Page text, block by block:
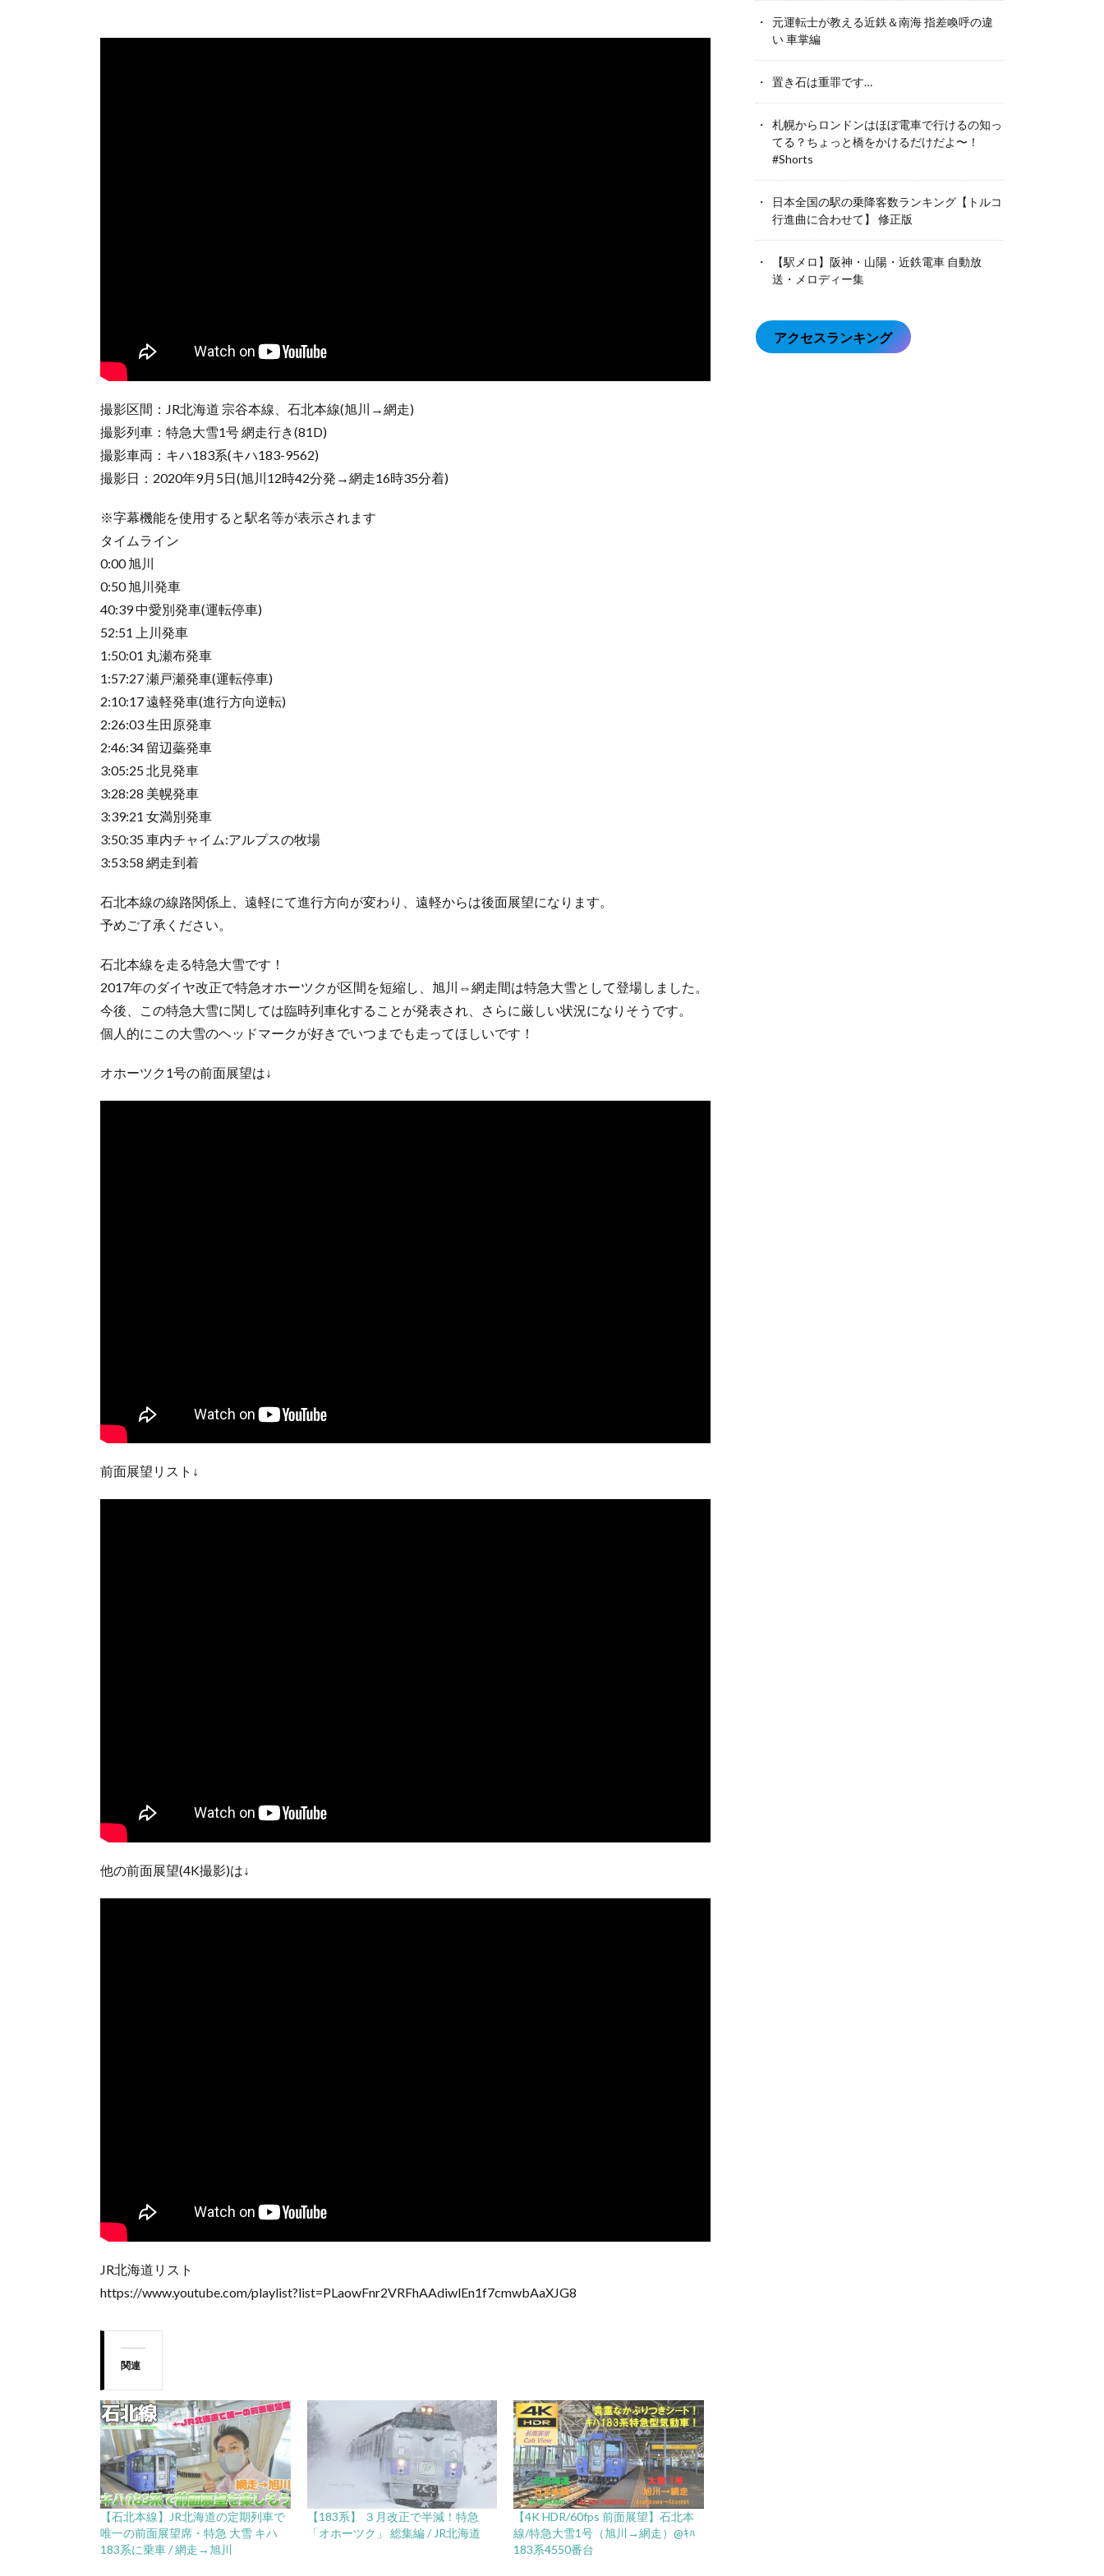
撮影区間：JR北海道 宗谷本線、石北本線(旭川→網走)
撮影列車：特急大雪1号 網走行き(81D)
撮影車両：キハ183系(キハ183-9562)
撮影日：2020年9月5日(旭川12時42分発→網走16時35分着)
※字幕機能を使用すると駅名等が表示されます
タイムライン
0:00 旭川
0:50 旭川発車
40:39 中愛別発車(運転停車)
52:51 上川発車
1:50:01 丸瀬布発車
1:57:27 瀬戸瀬発車(運転停車)
2:10:17 遠軽発車(進行方向逆転)
2:26:03 生田原発車
2:46:34 留辺蘂発車
3:05:25 北見発車
3:28:28 美幌発車
3:39:21 女満別発車
3:50:35 車内チャイム:アルプスの牧場
3:53:58 網走到着
石北本線の線路関係上、遠軽にて進行方向が変わり、遠軽からは後面展望になります。
予めご了承ください。
石北本線を走る特急大雪です！
2017年のダイヤ改正で特急オホーツクが区間を短縮し、旭川⇔網走間は特急大雪として登場しました。
今後、この特急大雪に関しては臨時列車化することが発表され、さらに厳しい状況になりそうです。
個人的にこの大雪のヘッドマークが好きでいつまでも走ってほしいです！
オホーツク1号の前面展望は↓
前面展望リスト↓
他の前面展望(4K撮影)は↓
JR北海道リスト
https://www.youtube.com/playlist?list=PLaowFnr2VRFhAAdiwlEn1f7cmwbAaXJG8
関連
【石北本線】JR北海道の定期列車で
唯一の前面展望席・特急 大雪 キハ
183系に乗車 / 網走→旭川
【183系】 ３月改正で半減！特急
「オホーツク」 総集編 / JR北海道
【4K HDR/60fps 前面展望】石北本
線/特急大雪1号（旭川→網走）@ｷﾊ
183系4550番台
元運転士が教える近鉄＆南海 指差喚呼の違
い 車掌編
置き石は重罪です…
札幌からロンドンはほぼ電車で行けるの知っ
てる？ちょっと橋をかけるだけだよ〜！
#Shorts
日本全国の駅の乗降客数ランキング【トルコ
行進曲に合わせて】 修正版
【駅メロ】阪神・山陽・近鉄電車 自動放
送・メロディー集
アクセスランキング